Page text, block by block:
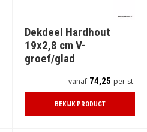
Dekdeel Hardhout
19x2,8 cm V-
groef/glad
vanaf 74,25 per st.
BEKIJK PRODUCT